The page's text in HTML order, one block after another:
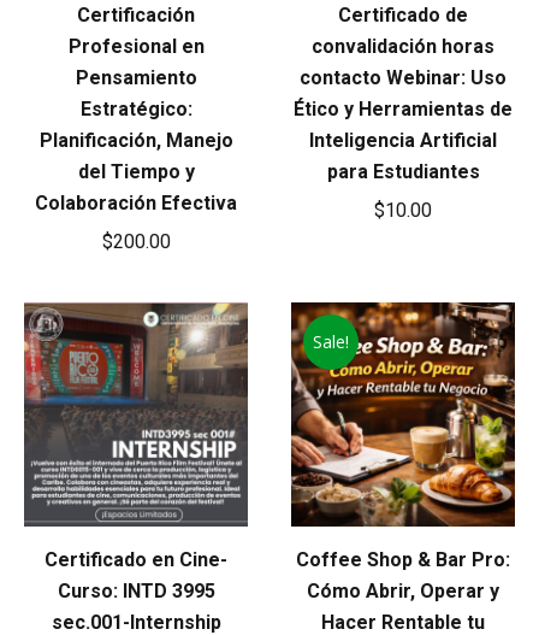
Certificación
Profesional en
Pensamiento
Estratégico:
Planificación, Manejo
del Tiempo y
Colaboración Efectiva
$200.00
Certificado de
convalidación horas
contacto Webinar: Uso
Ético y Herramientas de
Inteligencia Artificial
para Estudiantes
$10.00
Certificado en Cine-
Curso: INTD 3995
sec.001-Internship
Sale!
Coffee Shop & Bar Pro:
Cómo Abrir, Operar y
Hacer Rentable tu